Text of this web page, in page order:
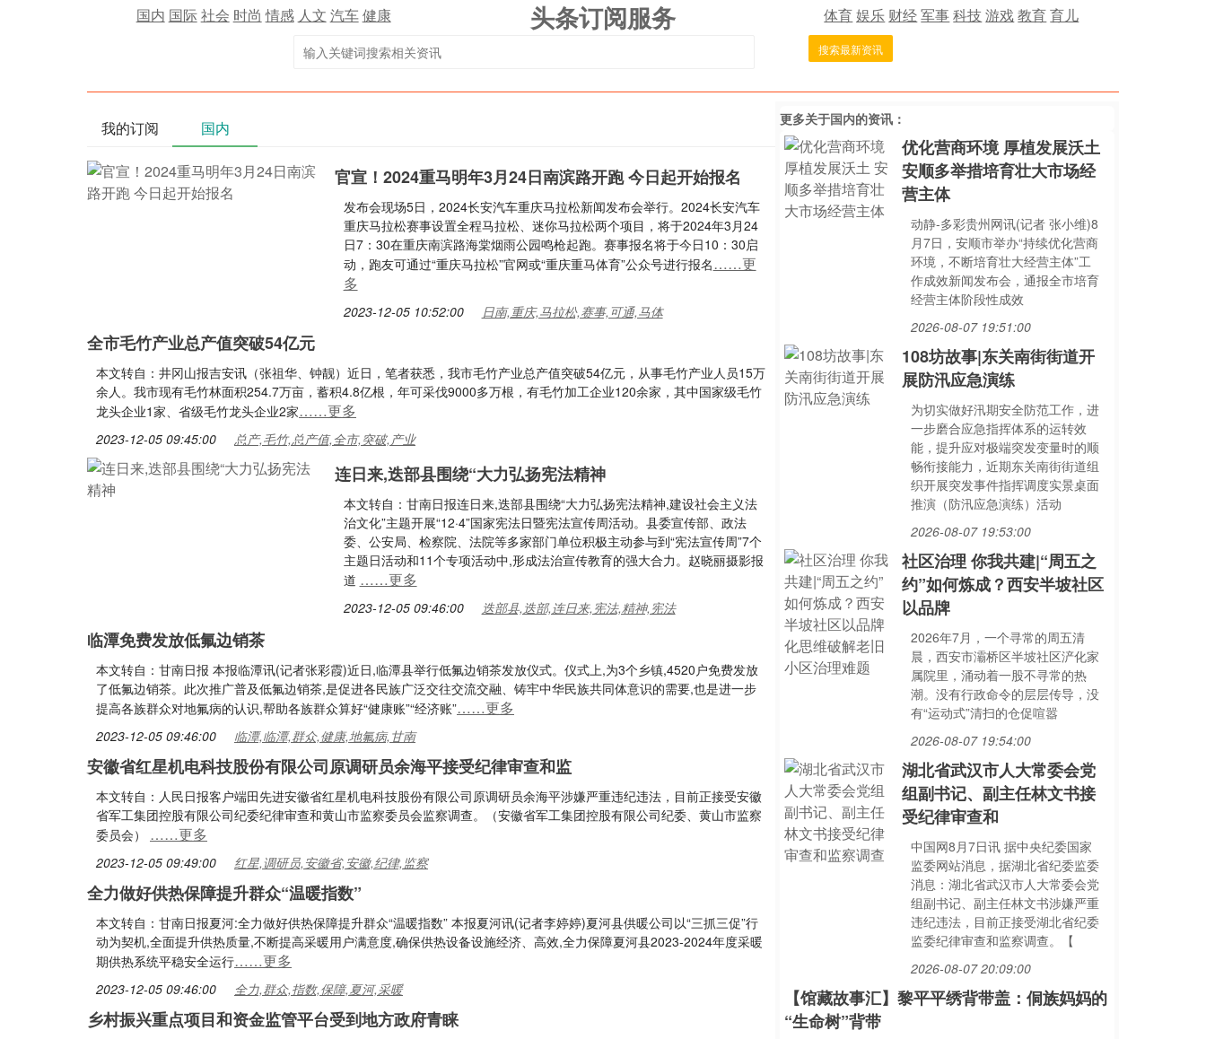
国内 国际社会 时尚 情感 人文 汽车健康 头条订阅服务 体育娱乐 财经军事科技游戏教育育儿
搜索最新资讯
我的订阅 国内
官宣！2024重马明年3月24日南滨路开跑 今日起开始报名
发布会现场5日，2024长安汽车重庆马拉松新闻发布会举行。2024长安汽车
重庆马拉松赛事设置全程马拉松、迷你马拉松两个项目，将于2024年3月24
日7：30在重庆南滨路海棠烟雨公园鸣枪起跑。赛事报名将于今日10：30启
动，跑友可通过“重庆马拉松”官网或“重庆重马体育”公众号进行报名……更
多
2023-12-05 10:52:00 日南,重庆,马拉松,赛事,可通,马体
全市毛竹产业总产值突破54亿元
本文转自：井冈山报吉安讯（张祖华、钟靓）近日，笔者获悉，我市毛竹产业总产值突破54亿元，从事毛竹产业人员15万
余人。我市现有毛竹林面积254.7万亩，蓄积4.8亿根，年可采伐9000多万根，有毛竹加工企业120余家，其中国家级毛竹
龙头企业1家、省级毛竹龙头企业2家……更多
2023-12-05 09:45:00 总产,毛竹,总产值,全市,突破,产业
连日来,迭部县围绕“大力弘扬宪法精神
本文转自：甘南日报连日来,迭部县围绕“大力弘扬宪法精神,建设社会主义法
治文化”主题开展“12·4”国家宪法日暨宪法宣传周活动。县委宣传部、政法
委、公安局、检察院、法院等多家部门单位积极主动参与到“宪法宣传周”7个
主题日活动和11个专项活动中,形成法治宣传教育的强大合力。赵晓丽摄影报
道 ……更多
2023-12-05 09:46:00 迭部县,迭部,连日来,宪法,精神,宪法
临潭免费发放低氟边销茶
本文转自：甘南日报 本报临潭讯(记者张彩霞)近日,临潭县举行低氟边销茶发放仪式。仪式上,为3个乡镇,4520户免费发放
了低氟边销茶。此次推广普及低氟边销茶,是促进各民族广泛交往交流交融、铸牢中华民族共同体意识的需要,也是进一步
提高各族群众对地氟病的认识,帮助各族群众算好“健康账”“经济账”……更多
2023-12-05 09:46:00 临潭,临潭,群众,健康,地氟病,甘南
安徽省红星机电科技股份有限公司原调研员余海平接受纪律审查和监
本文转自：人民日报客户端田先进安徽省红星机电科技股份有限公司原调研员余海平涉嫌严重违纪违法，目前正接受安徽
省军工集团控股有限公司纪委纪律审查和黄山市监察委员会监察调查。（安徽省军工集团控股有限公司纪委、黄山市监察
委员会） ……更多
2023-12-05 09:49:00 红星,调研员,安徽省,安徽,纪律,监察
全力做好供热保障提升群众“温暖指数”
本文转自：甘南日报夏河:全力做好供热保障提升群众“温暖指数” 本报夏河讯(记者李婷婷)夏河县供暖公司以“三抓三促”行
动为契机,全面提升供热质量,不断提高采暖用户满意度,确保供热设备设施经济、高效,全力保障夏河县2023-2024年度采暖
期供热系统平稳安全运行……更多
2023-12-05 09:46:00 全力,群众,指数,保障,夏河,采暖
乡村振兴重点项目和资金监管平台受到地方政府青睐
更多关于国内的资讯：
优化营商环境 厚植发展沃土
安顺多举措培育壮大市场经
营主体
动静-多彩贵州网讯(记者 张小维)8
月7日，安顺市举办“持续优化营商
环境，不断培育壮大经营主体”工
作成效新闻发布会，通报全市培育
经营主体阶段性成效
2026-08-07 19:51:00
108坊故事|东关南街街道开
展防汛应急演练
为切实做好汛期安全防范工作，进
一步磨合应急指挥体系的运转效
能，提升应对极端突发变量时的顺
畅衔接能力，近期东关南街街道组
织开展突发事件指挥调度实景桌面
推演（防汛应急演练）活动
2026-08-07 19:53:00
社区治理 你我共建|“周五之
约”如何炼成？西安半坡社区
以品牌
2026年7月，一个寻常的周五清
晨，西安市灞桥区半坡社区浐化家
属院里，涌动着一股不寻常的热
潮。没有行政命令的层层传导，没
有“运动式”清扫的仓促喧嚣
2026-08-07 19:54:00
湖北省武汉市人大常委会党
组副书记、副主任林文书接
受纪律审查和
中国网8月7日讯 据中央纪委国家
监委网站消息，据湖北省纪委监委
消息：湖北省武汉市人大常委会党
组副书记、副主任林文书涉嫌严重
违纪违法，目前正接受湖北省纪委
监委纪律审查和监察调查。【
2026-08-07 20:09:00
【馆藏故事汇】黎平平绣背带盖：侗族妈妈的
“生命树”背带